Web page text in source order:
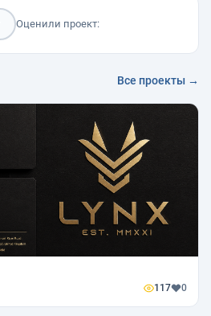
Оценили проект:
Все проекты →
117 0